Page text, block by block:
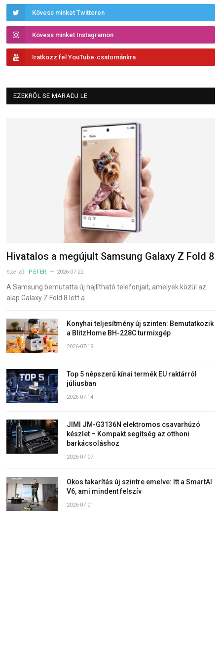
Kövess minket Twitteren
Kövess minket Instagramon
Iratkozz fel YouTube-csatornánkra
EZEKRŐL SE MARADJ LE
Hivatalos a megújult Samsung Galaxy Z Fold 8
Szerző: PÉTER 2026-07-22
A Samsung bemutatta új hajlítható telefonjait, amelyek közül az
alap Galaxy Z Fold 8 lett a…
Konyhai teljesítmény új szinten: Bemutatkozik
a BlitzHome BH-228C turmixgép
2026-07-19
Top 5 népszerű kínai termék EU raktárról
júliusban
2026-07-14
JIMI JM-G3136N elektromos csavarhúzó
készlet – Kompakt segítség az otthoni
barkácsoláshoz
2026-07-07
Okos takarítás új szintre emelve: Itt a SmartAI
V6, ami mindent felszív
2026-07-01